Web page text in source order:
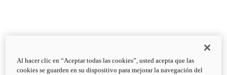
Al hacer clic en “Aceptar todas las cookies”, usted acepta que las
cookies se guarden en su dispositivo para mejorar la navegación del